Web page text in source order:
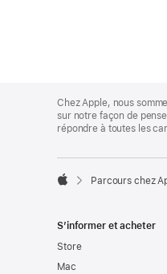
Footer
Chez Apple, nous
sur notre façon de
répondre à toutes les

Parcours chez
S’informer et acheter
Store
Mac